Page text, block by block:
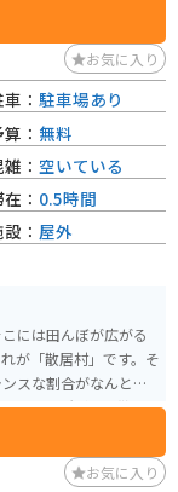
寛ぐ時間が贅沢で
間としての配慮がよ
っくり過ごすための
料の足湯などもあ
離で次の日の観光も
お気に入り
には田んぼが広がる
が「散居村」です。そ
スな割合がなんとも
きる場所が、「散居
のりも山道ツーリン
： 駐車場あり
： 無料
： 空いている
： 0.5時間
： 屋外
お気に入り